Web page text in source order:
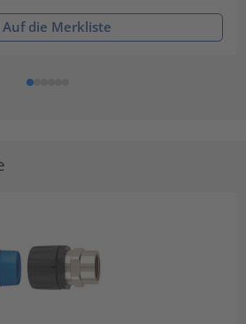
Auf die Merkliste